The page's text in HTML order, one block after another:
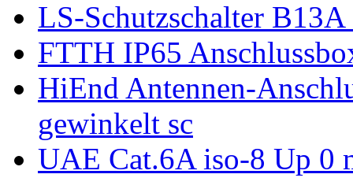
LS-Schutzschalter
FTTH IP65
HiEnd Antennen-
gewinkelt sc
UAE Cat.6A iso-8 Up 0